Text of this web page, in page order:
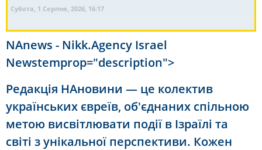
Субота, 1 Серпня, 2026, 16:17
NAnews - Nikk.Agency Israel
Newstemprop="description">
Редакція НАновини — це колектив
українських євреїв, об'єднаних спільною
метою висвітлювати події в Ізраїлі та
світі з унікальної перспективи. Кожен